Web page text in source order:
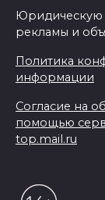
Юридическую
рекламы и
Политика
информации
Согласие на
помощью
top.mail.ru